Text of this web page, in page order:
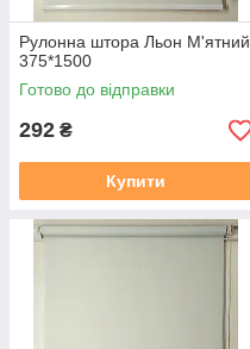
Рулонна штора Льон М'ятний
375*1500
Готово до відправки
292 ₴
Купити